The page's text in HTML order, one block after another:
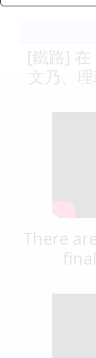
[鐵路] 在
文乃、
There